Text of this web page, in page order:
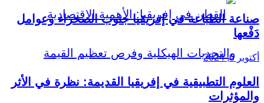
صناعة الطباعة في إفريقيا جنوب الصحراء وعوامل
دَفْعها
أكتوبر 6, 2024
العلوم التطبيقية في إفريقيا القديمة: نظرة في الأثر
والمؤثرات